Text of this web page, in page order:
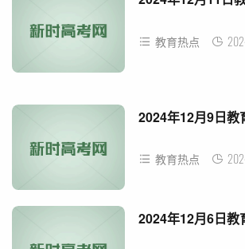
教育热点
2024年12月9日教
教育热点
2024年12月6日教